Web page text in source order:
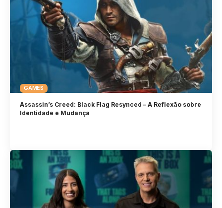
GAMES
Assassin’s Creed: Black Flag Resynced – A Reflexão sobre
Identidade e Mudança